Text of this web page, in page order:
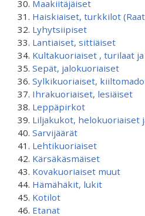
Maakiitäjäiset
Haiskiaiset, turkkilot
Lyhytsiipiset
Lantiaiset, sittiäiset
Kultakuoriaiset , turilaat
Sepät, jalokuoriaiset
Sylkikuoriaiset,
Ihrakuoriaiset, lesiäiset
Leppäpirkot
Liljakukot, helokuoriaiset
Sarvijäärät
Lehtikuoriaiset
Kärsäkäsmäiset
Kovakuoriaiset muut
Hämähäkit, lukit
Kotilot
Etanat